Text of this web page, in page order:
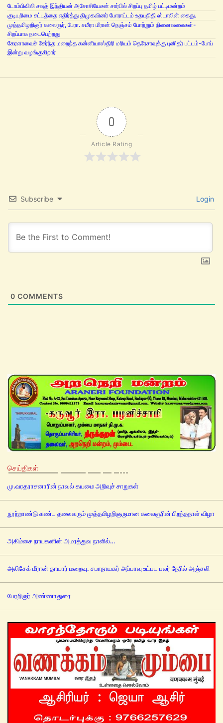
டோம்பிவிலி சவுத் இந்தியன் அசோசியேசன் சார்பில் சிறப்பு தமிழ் பட்டிமன்றம்
குடியுரிமை சட்டத்தை எதிர்த்து திமுகவினர் போராட்டம் உதயநிதி ஸ்டாலின் கைது.
முத்தமிழறிஞர் கலைஞர், பேரா. சமீரா மீரான் நெஞ்சம் போற்றும் நினைவலைகள்-
சிறப்பாக நடைபெற்றது
கேரளாவைச் சேர்ந்த மறைந்த கன்னியாஸ்திரி மரியம் தெரேசாவுக்கு புனிதர் பட்டம்-போப்
இன்று வழங்குகிறார்
0
Article Rating
Subscribe Login
0 COMMENTS
செய்திகள்
மு.வரதராசனாரின் நாவல் கயமை அறிவுச் சாறுகள்
நூற்றாண்டு கண்ட தலைவரும் முத்தமிழறிஞருமான கலைஞரின் பிறந்தநாள் விழா
அகிம்சை நாயகனின் அமரத்துவ நாளில்…
அலிசேக் மீரான் தாயார் மறைவு. சபாநாயகர் அப்பாவு உட்பட பலர் நேரில் அஞ்சலி
பேரறிஞர் அண்ணாதுரை